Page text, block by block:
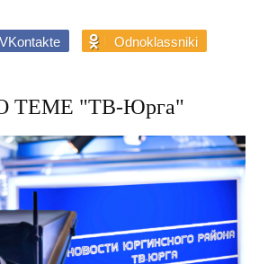
VKontakte Odnoklassniki
ТЕМЕ "ТВ-Юрга"